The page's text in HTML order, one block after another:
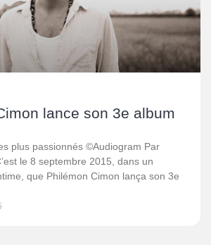
lance son 3e album
plus passionnés ©Audiogram Par
le 8 septembre 2015, dans un
que Philémon Cimon lança son 3e